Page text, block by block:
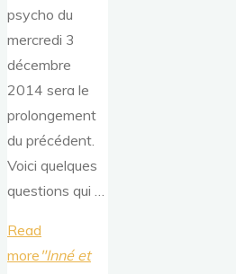
psycho du
mercredi 3
décembre
2014 sera le
prolongement
du précédent.
Voici quelques
questions qui …
Read
more "Inné et